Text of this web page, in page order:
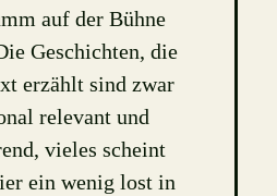
auf der Bühne
Geschichten, die
erzählt sind zwar
relevant und
vieles scheint
ein wenig lost in